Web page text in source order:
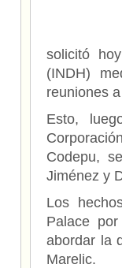
solicitó
(INDH)
reuniones
Esto,
Codepu,
Jiménez y
Los
Palace
abordar la
Marelic.